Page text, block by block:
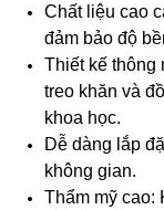
Chất liệu cao
đảm bảo độ
Thiết kế thông
treo khăn và
khoa học.
Dễ dàng lắp
không gian.
Thẩm mỹ cao: